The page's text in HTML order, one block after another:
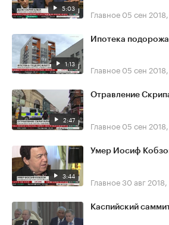
5:03 Главное 05 сен
1:13
Ипотека
Главное 05 сен
2:47
Отравление
Главное 05 сен
3:44
Умер Иосиф
Главное30 авг
Каспийский